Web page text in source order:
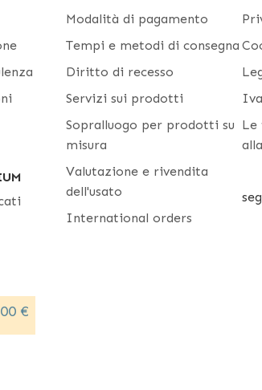
Modalità di pagamento
Tempi e metodi di consegna
Diritto di recesso
Servizi sui prodotti
Sopralluogo per prodotti su
misura
Valutazione e rivendita
dell'usato
International orders
Le
€